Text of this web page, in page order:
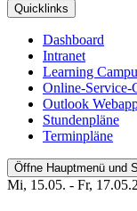
Quicklinks
Dashboard
Intranet
Learning
Online-Service-
Outlook
Stundenpläne
Terminpläne
Öffne Hauptmenü und
Mi, 15.05. - Fr,